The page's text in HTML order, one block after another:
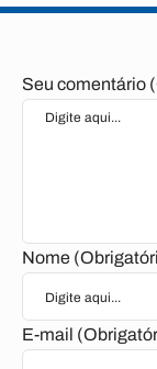
Seu comentário
Nome
E-mail